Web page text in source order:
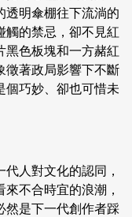
透明傘棚往下流淌的
觸的禁忌，卻不見紅
黑色板塊和一方赭紅
徵著政局影響下不斷
個巧妙、卻也可惜未
人對文化的認同，
不合時宜的浪潮，
然是下一代創作者踩